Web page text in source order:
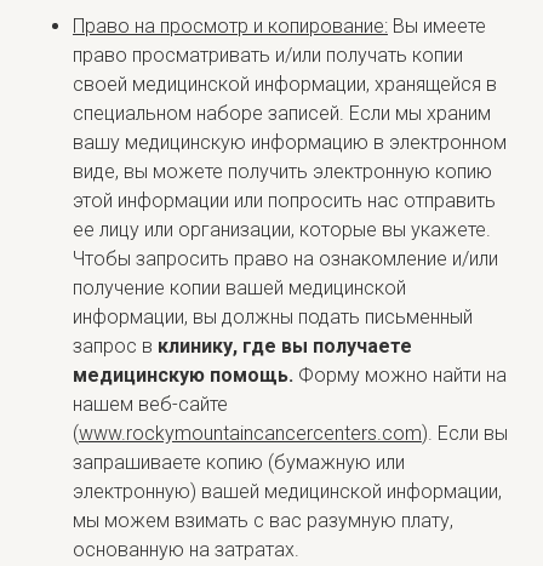
Право на просмотр и копирование: Вы имеете
право просматривать и/или получать копии
своей медицинской информации, хранящейся в
специальном наборе записей. Если мы храним
вашу медицинскую информацию в электронном
виде, вы можете получить электронную копию
этой информации или попросить нас отправить
ее лицу или организации, которые вы укажете.
Чтобы запросить право на ознакомление и/или
получение копии вашей медицинской
информации, вы должны подать письменный
запрос в клинику, где вы получаете
медицинскую помощь. Форму можно найти на
нашем веб-сайте
(www.rockymountaincancercenters.com). Если вы
запрашиваете копию (бумажную или
электронную) вашей медицинской информации,
мы можем взимать с вас разумную плату,
основанную на затратах.